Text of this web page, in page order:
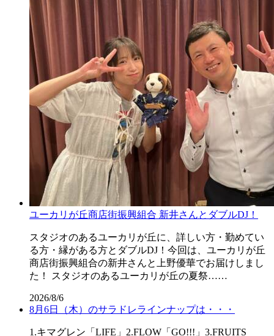
ユーカリが丘商店街振興組合 新井さんとダブルDJ！
スタジオのあるユーカリが丘に、詳しい方・勤めてい
る方・縁がある方とダブルDJ！今回は、ユーカリが丘
商店街振興組合の新井さんと上野優華でお届けしまし
た！ スタジオのあるユーカリが丘の夏祭……
2026/8/6
8月6日（木）のサラドレラインナップは・・・
1.キマグレン「LIFE」2.FLOW「GO!!!」3.FRUITS